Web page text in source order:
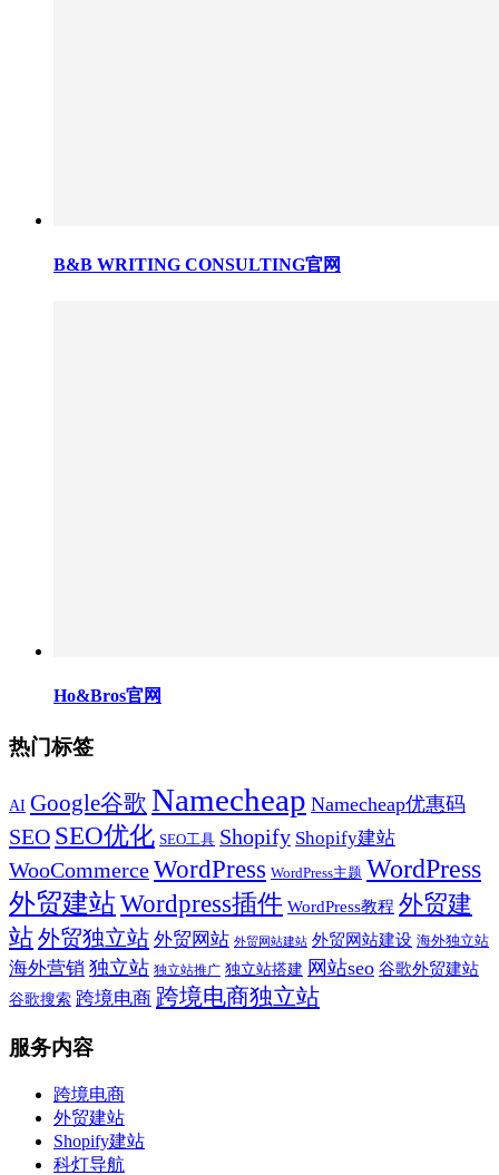
B&B WRITING CONSULTING官网
Ho&Bros官网
热门标签
AI Google谷歌 Namecheap Namecheap优惠码
SEO SEO优化 SEO工具 Shopify Shopify建站
WooCommerceWordPress WordPress主题 WordPress
外贸建站Wordpress插件 WordPress教程 外贸建
站外贸独立站 外贸网站 外贸网站建站 外贸网站建设 海外独立站
海外营销 独立站 独立站推广 独立站搭建 网站seo 谷歌外贸建站
谷歌搜索 跨境电商 跨境电商独立站
服务内容
跨境电商
外贸建站
Shopify建站
科灯导航